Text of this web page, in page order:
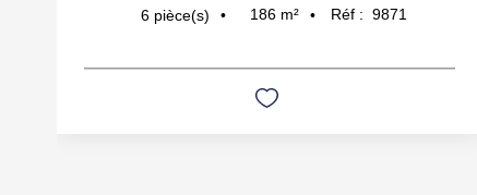
6 pièce(s) 186 m² Réf : 9871